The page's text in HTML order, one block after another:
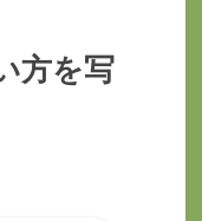
方を写